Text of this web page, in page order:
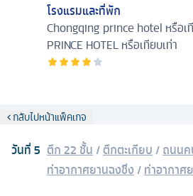
โรงแรมและที่พัก
Chongqing prince hotel หรือเ
PRINCE HOTEL หรือเทียบเท่า
กลับไปหน้าแพ็คเกจ
วันที่5 ตึก 22 ชั้น /ตึกตะเกียบ /ถนนค
ท่าอากาศยานฉงชิ่ง/ท่าอากา